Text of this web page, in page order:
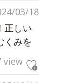
03/18
正しい
くみを
view